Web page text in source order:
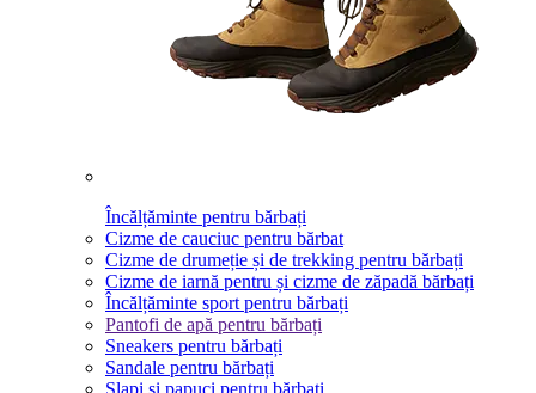
Încălțăminte pentru bărbați
Cizme de cauciuc pentru bărbat
Cizme de drumeție și de trekking pentru bărbați
Cizme de iarnă pentru și cizme de zăpadă bărbați
Încălțăminte sport pentru bărbați
Pantofi de apă pentru bărbați
Sneakers pentru bărbați
Sandale pentru bărbați
Șlapi și papuci pentru bărbați